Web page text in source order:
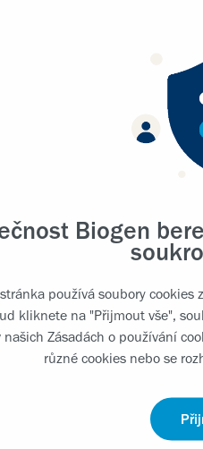
Biogen
používá soubory
kliknete na "Přijmout vše",
našich Zásadách o používání
různé cookies nebo se
ve
je
životy